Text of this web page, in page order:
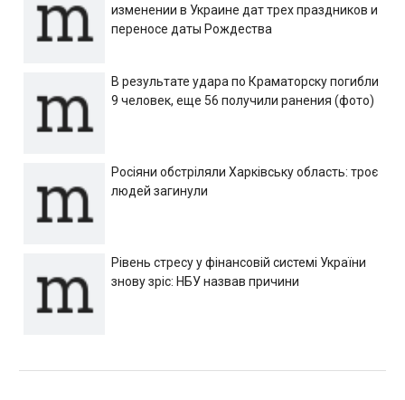
изменении в Украине дат трех праздников и
переносе даты Рождества
В результате удара по Краматорску погибли
9 человек, еще 56 получили ранения (фото)
Росіяни обстріляли Харківську область: троє
людей загинули
Рівень стресу у фінансовій системі України
знову зріс: НБУ назвав причини